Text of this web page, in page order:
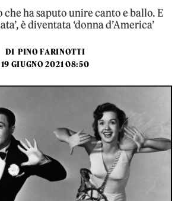
che ha saputo unire canto e ballo. E
è diventata ‘donna d’America’
DI PINO FARINOTTI
19 GIUGNO 2021 08:50